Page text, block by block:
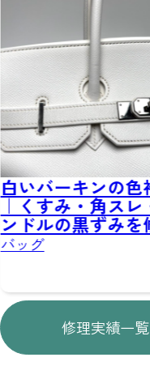
キンの色補修
・角スレ・ハ
黒ずみを修復
修理実績一覧